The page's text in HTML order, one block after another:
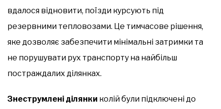
вдалося відновити, поїзди курсують під
резервними тепловозами. Це тимчасове рішення,
яке дозволяє забезпечити мінімальні затримки та
не порушувати рух транспорту на найбільш
постраждалих ділянках.
Знеструмлені ділянки колій були підключені до